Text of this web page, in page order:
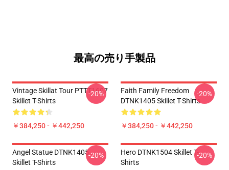
最高の売り手製品
Vintage Skillat Tour PTTT1607
Skillet T-Shirts
￥384,250 - ￥442,250
-20%
Faith Family Freedom
DTNK1405 Skillet T-Shirts
￥384,250 - ￥442,250
-20%
Angel Statue DTNK1405
Skillet T-Shirts
-20%
Hero DTNK1504 Skillet T-
Shirts
-20%